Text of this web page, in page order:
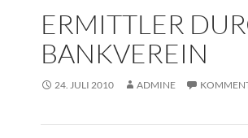
ERMITTLER
BANKVEREIN
24. JULI 2010 ADMINE